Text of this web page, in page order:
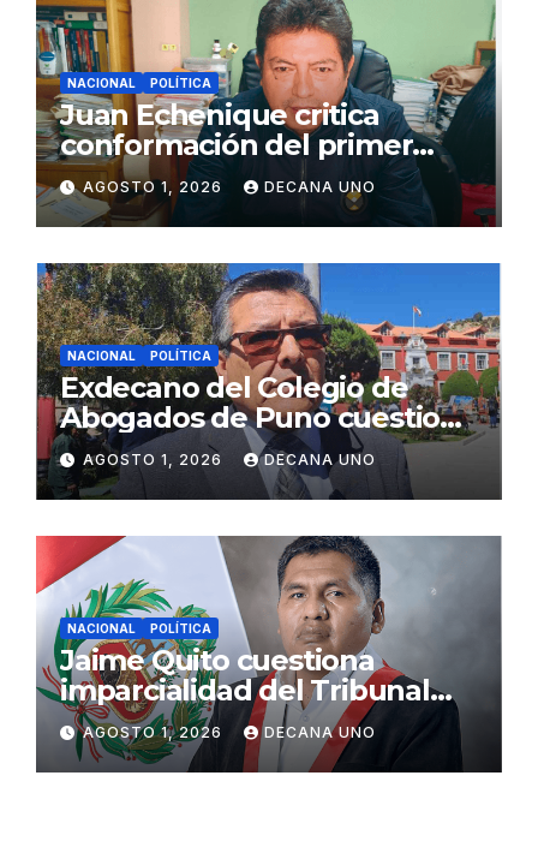
NACIONAL POLÍTICA
Juan Echenique critica
conformación del primer
gabinete ministerial de Keiko
Fujimori
AGOSTO 1, 2026 DECANA UNO
NACIONAL POLÍTICA
Exdecano del Colegio de
Abogados de Puno cuestiona
propuestas sobre seguridad
ciudadana
AGOSTO 1, 2026 DECANA UNO
NACIONAL POLÍTICA
Jaime Quito cuestiona
imparcialidad del Tribunal
Constitucional tras liberación
de Ollanta Humala
AGOSTO 1, 2026 DECANA UNO